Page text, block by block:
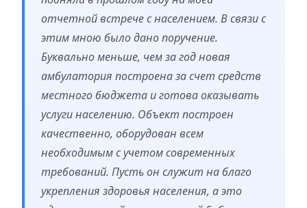
отчетной встрече с населением. В связи с
этим мною было дано поручение.
Буквально меньше, чем за год новая
амбулатория построена за счет средств
местного бюджета и готова оказывать
услуги населению. Объект построен
качественно, оборудован всем
необходимым с учетом современных
требований. Пусть он служит на благо
укрепления здоровья населения, а это